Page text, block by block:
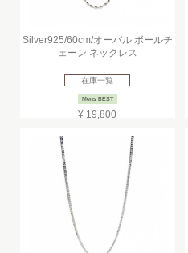
Silver925/60cm/オーバル ボールチ
ェーン ネックレス
在庫一覧
Mens BEST
¥ 19,800